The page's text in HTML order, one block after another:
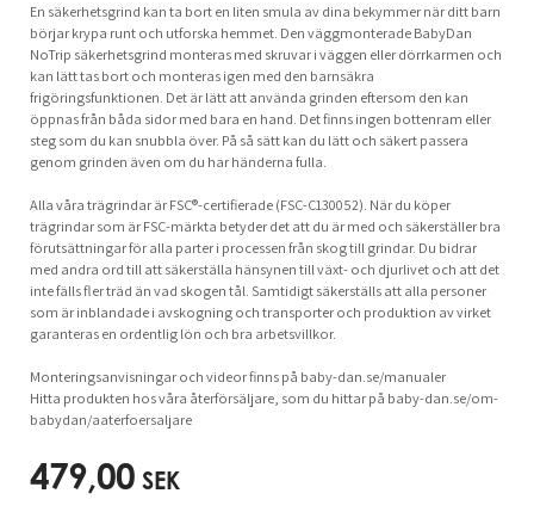
En säkerhetsgrind kan ta bort en liten smula av dina bekymmer när ditt barn
börjar krypa runt och utforska hemmet. Den väggmonterade BabyDan
NoTrip säkerhetsgrind monteras med skruvar i väggen eller dörrkarmen och
kan lätt tas bort och monteras igen med den barnsäkra
frigöringsfunktionen. Det är lätt att använda grinden eftersom den kan
öppnas från båda sidor med bara en hand. Det finns ingen bottenram eller
steg som du kan snubbla över. På så sätt kan du lätt och säkert passera
genom grinden även om du har händerna fulla.
Alla våra trägrindar är FSC®-certifierade (FSC-C130052). När du köper
trägrindar som är FSC-märkta betyder det att du är med och säkerställer bra
förutsättningar för alla parter i processen från skog till grindar. Du bidrar
med andra ord till att säkerställa hänsynen till växt- och djurlivet och att det
inte fälls fler träd än vad skogen tål. Samtidigt säkerställs att alla personer
som är inblandade i avskogning och transporter och produktion av virket
garanteras en ordentlig lön och bra arbetsvillkor.
Monteringsanvisningar och videor finns på baby-dan.se/manualer
Hitta produkten hos våra återförsäljare, som du hittar på baby-dan.se/om-
babydan/aaterfoersaljare
479,00 SEK